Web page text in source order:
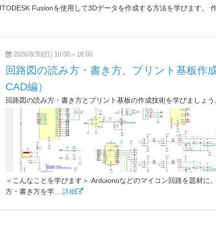
Fusionを使用して3Dデータを作成する方法を学びます。
2026/8/30(日) 10:00～18:00
回路図の読み方・書き方、プリント基板作
CAD編）
回路図の読み方・書き方とプリント基板の作成技術を学びましょう
＜こんなことを学びます＞ Arduionoなどのマイコン回路を題材に
方・書き方を学... 詳細